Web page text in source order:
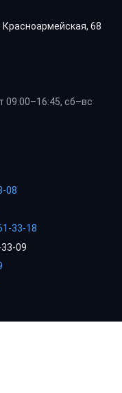
Красноармейская, 68
09:00–16:45, сб–вс
08
33-18
09